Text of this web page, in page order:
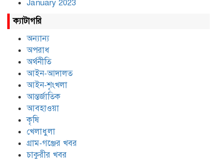
January 2023
ক্যাটাগরি
অন্যান্য
অপরাধ
অর্থনীতি
আইন-আদালত
আইন-শৃংখলা
আন্তর্জাতিক
আবহাওয়া
কৃষি
খেলাধুলা
গ্রাম-গঞ্জের খবর
চাকুরীর খবর